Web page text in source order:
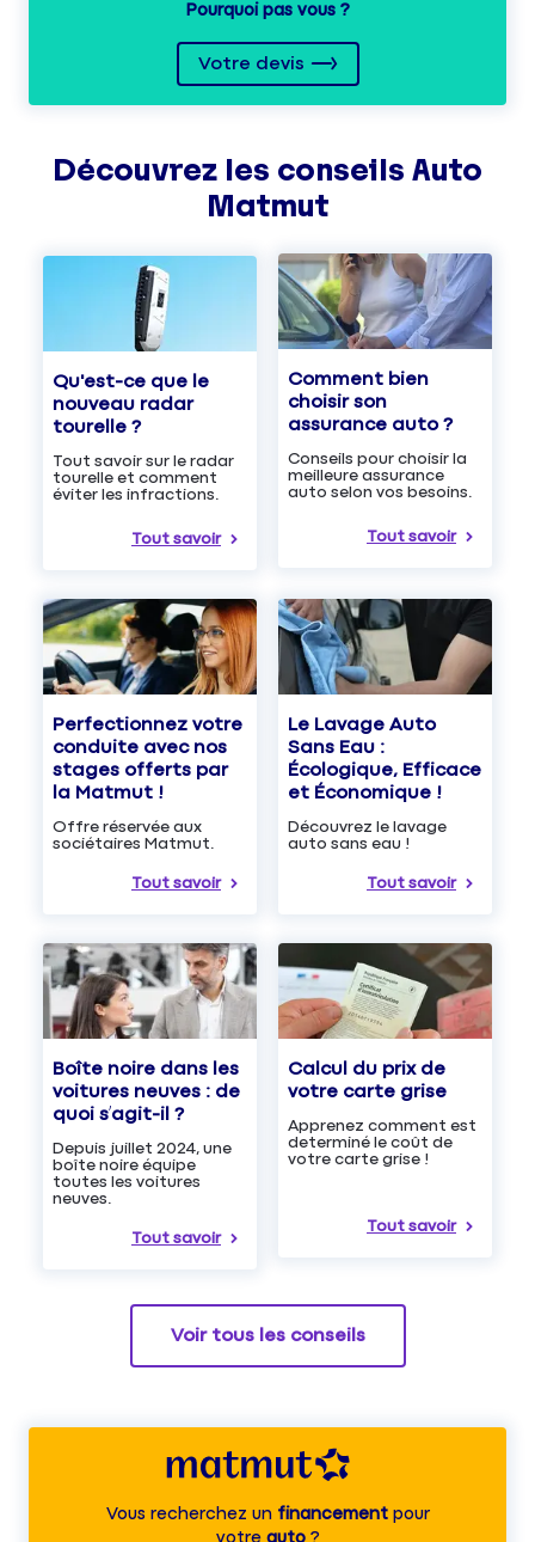
Pourquoi pas vous ?
Votre devis
Découvrez les conseils Auto
Matmut
Qu'est-ce que le
nouveau radar
tourelle ?
Tout savoir sur le radar
tourelle et comment
éviter les infractions.
Tout savoir
Comment bien
choisir son
assurance auto ?
Conseils pour choisir la
meilleure assurance
auto selon vos besoins.
Tout savoir
Perfectionnez votre
conduite avec nos
stages offerts par
la Matmut !
Offre réservée aux
sociétaires Matmut.
Tout savoir
Le Lavage Auto
Sans Eau :
Écologique, Efficace
et Économique !
Découvrez le lavage
auto sans eau !
Tout savoir
Boîte noire dans les
voitures neuves : de
quoi s’agit-il ?
Depuis juillet 2024, une
boîte noire équipe
toutes les voitures
neuves.
Tout savoir
Calcul du prix de
votre carte grise
Apprenez comment est
determiné le coût de
votre carte grise !
Tout savoir
Voir tous les conseils
Vous recherchez unfinancementpour
votre auto?